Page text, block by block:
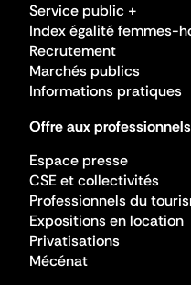
Service public +
Index égalité femmes-
Recrutement
Marchés publics
Informations pratiques
Offre aux professionnels
Espace presse
CSE et collectivités
Professionnels du
Expositions en location
Privatisations
Mécénat